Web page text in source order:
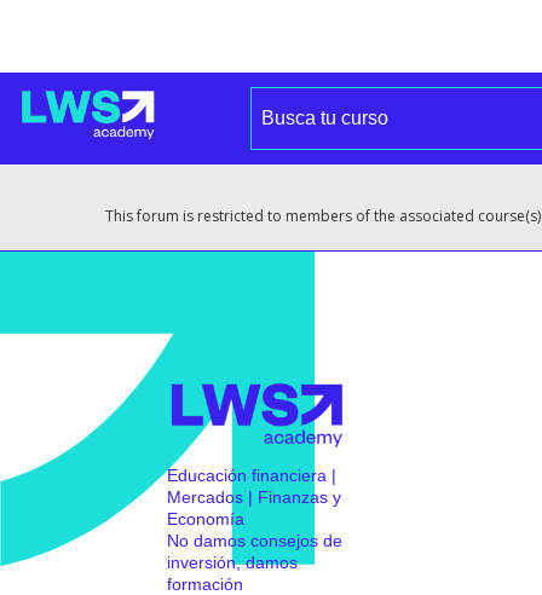
This forum is restricted to members of the associated
Educación financiera |
Mercados | Finanzas y
Economía
No damos consejos de
inversión, damos
formación